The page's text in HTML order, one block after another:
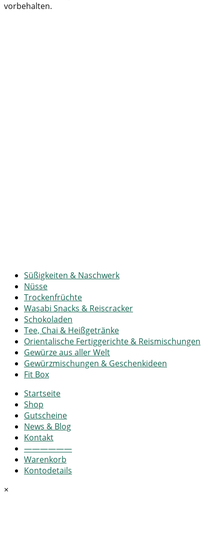
vorbehalten.
Süßigkeiten & Naschwerk
Nüsse
Trockenfrüchte
Wasabi Snacks & Reiscracker
Schokoladen
Tee, Chai & Heißgetränke
Orientalische Fertiggerichte & Reismischungen
Gewürze aus aller Welt
Gewürzmischungen & Geschenkideen
Fit Box
Startseite
Shop
Gutscheine
News & Blog
Kontakt
——————
Warenkorb
Kontodetails
×